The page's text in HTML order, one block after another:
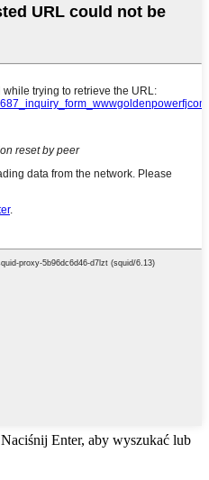
Naciśnij Enter, aby wyszukać lub